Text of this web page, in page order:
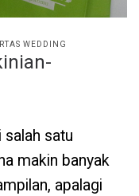
WEDDING
salah satu
makin banyak
apalagi